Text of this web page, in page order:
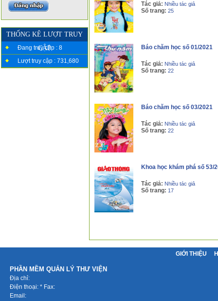
THỐNG KÊ LƯỢT TRUY
CẬP
Đang truy cập : 8
Lượt truy cập : 731,680
Tác giả: Nhiều tác giả
Số trang: 25
Báo chăm học số 01/2021
Tác giả: Nhiều tác giả
Số trang: 22
Báo chăm học số 03/2021
Tác giả: Nhiều tác giả
Số trang: 22
Khoa học khám phá số 53/
Tác giả: Nhiều tác giả
Số trang: 17
GIỚI THIỆU
PHẦN MỀM QUẢN LÝ THƯ VIỆN
Địa chỉ:
Điện thoại: * Fax:
Email: